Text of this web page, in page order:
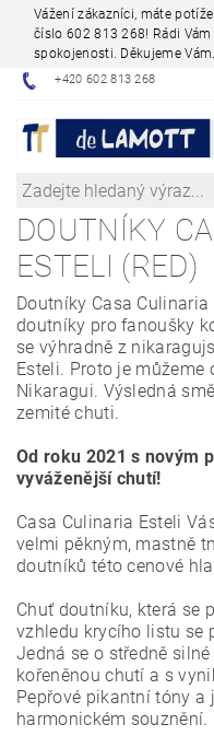
Vážení zákazníci, máte
číslo 602 813 268! Rádi
spokojenosti. Děkujeme Vám.
+420 602 813 268
DOUTNÍKY
ESTELI (RED)
Doutníky Casa
doutníky pro fanoušky
se výhradně z
Esteli. Proto je
Nikaragui. Výsledná
zemité chuti.
Od roku 2021 s novým
vyváženější chutí!
Casa Culinaria Esteli
velmi pěkným, mastně
doutníků této cenové
Chuť doutníku, která se
vzhledu krycího listu se
Jedná se o středně
kořeněnou chutí a s
Pepřové pikantní tóny a
harmonickém souznění.